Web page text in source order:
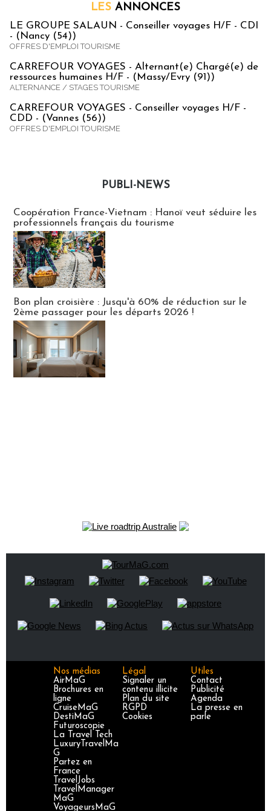
LES ANNONCES
LE GROUPE SALAUN - Conseiller voyages H/F - CDI
- (Nancy (54))
OFFRES D'EMPLOI TOURISME
CARREFOUR VOYAGES - Alternant(e) Chargé(e) de
ressources humaines H/F - (Massy/Evry (91))
ALTERNANCE / STAGES TOURISME
CARREFOUR VOYAGES - Conseiller voyages H/F -
CDD - (Vannes (56))
OFFRES D'EMPLOI TOURISME
PUBLI-NEWS
Coopération France-Vietnam : Hanoï veut séduire les
professionnels français du tourisme
Bon plan croisière : Jusqu'à 60% de réduction sur le
2ème passager pour les départs 2026 !
Nos médias
AirMaG
Brochures en
ligne
CruiseMaG
DestiMaG
Futuroscopie
La Travel Tech
LuxuryTravelMa
G
Partez en
France
TravelJobs
TravelManager
MaG
VoyageursMaG
Légal
Signaler un
contenu illicite
Plan du site
RGPD
Cookies
Utiles
Contact
Publicité
Agenda
La presse en
parle